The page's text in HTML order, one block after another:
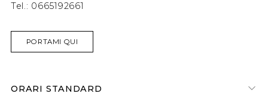
Tel.: 0665192661
PORTAMI QUI
ORARI STANDARD